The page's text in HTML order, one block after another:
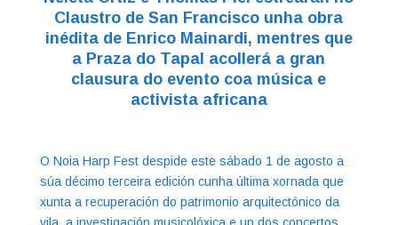
Claustro de San Francisco unha obra
inédita de Enrico Mainardi, mentres que
a Praza do Tapal acollerá a gran
clausura do evento coa música e
activista africana
O Noia Harp Fest despide este sábado 1 de agosto a
súa décimo terceira edición cunha última xornada que
xunta a recuperación do patrimonio arquitectónico da